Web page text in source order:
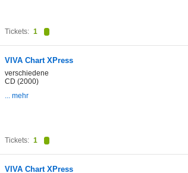
Tickets: 1
VIVA Chart XPress
verschiedene
CD (2000)
... mehr
Tickets: 1
VIVA Chart XPress